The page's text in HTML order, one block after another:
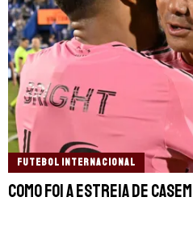
FUTEBOL INTERNACIONAL
Como foi a estreia de